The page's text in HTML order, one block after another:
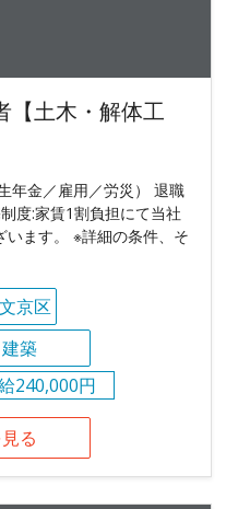
【土木・解体工
年金／雇用／労災） 退職
度:家賃1割負担にて当社
ます。 ※詳細の条件、そ
文京区
築
240,000円
る